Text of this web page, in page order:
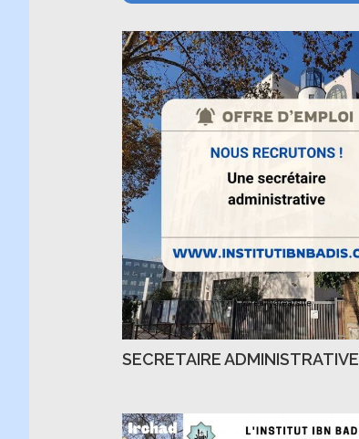
SECRETAIRE ADMINISTRATIVE